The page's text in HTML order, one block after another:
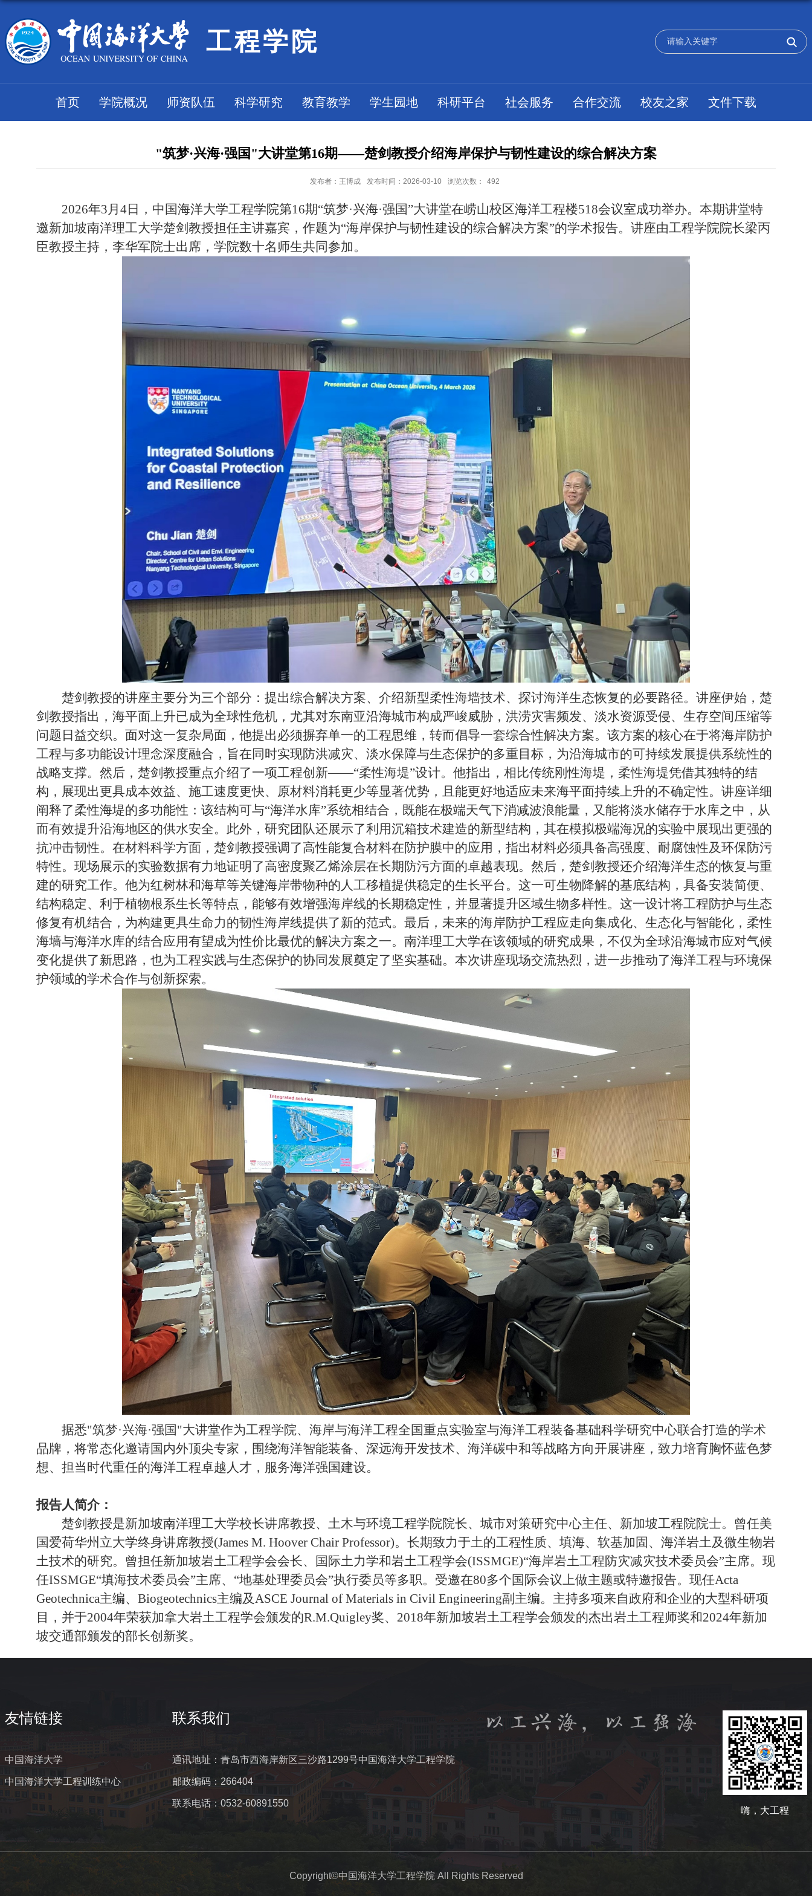
工程学院
首页 学院概况 师资队伍 科学研究 教育教学 学生园地 科研平台 社会服务 合作交流 校友之家 文件下载
"筑梦·兴海·强国"大讲堂第16期——楚剑教授介绍海岸保护与韧性建设的综合解决方案
发布者：王博成 发布时间：2026-03-10 浏览次数： 492
2026年3月4日，中国海洋大学工程学院第16期“筑梦·兴海·强国”大讲堂在崂山校区海洋工程楼518会议室成功举办。本期讲堂特
邀新加坡南洋理工大学楚剑教授担任主讲嘉宾，作题为“海岸保护与韧性建设的综合解决方案”的学术报告。讲座由工程学院院长梁丙
臣教授主持，李华军院士出席，学院数十名师生共同参加。
楚剑教授的讲座主要分为三个部分：提出综合解决方案、介绍新型柔性海墙技术、探讨海洋生态恢复的必要路径。讲座伊始，楚
剑教授指出，海平面上升已成为全球性危机，尤其对东南亚沿海城市构成严峻威胁，洪涝灾害频发、淡水资源受侵、生存空间压缩等
问题日益交织。面对这一复杂局面，他提出必须摒弃单一的工程思维，转而倡导一套综合性解决方案。该方案的核心在于将海岸防护
工程与多功能设计理念深度融合，旨在同时实现防洪减灾、淡水保障与生态保护的多重目标，为沿海城市的可持续发展提供系统性的
战略支撑。然后，楚剑教授重点介绍了一项工程创新——“柔性海堤”设计。他指出，相比传统刚性海堤，柔性海堤凭借其独特的结
构，展现出更具成本效益、施工速度更快、原材料消耗更少等显著优势，且能更好地适应未来海平面持续上升的不确定性。讲座详细
阐释了柔性海堤的多功能性：该结构可与“海洋水库”系统相结合，既能在极端天气下消减波浪能量，又能将淡水储存于水库之中，从
而有效提升沿海地区的供水安全。此外，研究团队还展示了利用沉箱技术建造的新型结构，其在模拟极端海况的实验中展现出更强的
抗冲击韧性。在材料科学方面，楚剑教授强调了高性能复合材料在防护膜中的应用，指出材料必须具备高强度、耐腐蚀性及环保防污
特性。现场展示的实验数据有力地证明了高密度聚乙烯涂层在长期防污方面的卓越表现。然后，楚剑教授还介绍海洋生态的恢复与重
建的研究工作。他为红树林和海草等关键海岸带物种的人工移植提供稳定的生长平台。这一可生物降解的基底结构，具备安装简便、
结构稳定、利于植物根系生长等特点，能够有效增强海岸线的长期稳定性，并显著提升区域生物多样性。这一设计将工程防护与生态
修复有机结合，为构建更具生命力的韧性海岸线提供了新的范式。最后，未来的海岸防护工程应走向集成化、生态化与智能化，柔性
海墙与海洋水库的结合应用有望成为性价比最优的解决方案之一。南洋理工大学在该领域的研究成果，不仅为全球沿海城市应对气候
变化提供了新思路，也为工程实践与生态保护的协同发展奠定了坚实基础。本次讲座现场交流热烈，进一步推动了海洋工程与环境保
护领域的学术合作与创新探索。
据悉"筑梦·兴海·强国"大讲堂作为工程学院、海岸与海洋工程全国重点实验室与海洋工程装备基础科学研究中心联合打造的学术
品牌，将常态化邀请国内外顶尖专家，围绕海洋智能装备、深远海开发技术、海洋碳中和等战略方向开展讲座，致力培育胸怀蓝色梦
想、担当时代重任的海洋工程卓越人才，服务海洋强国建设。
报告人简介：
楚剑教授是新加坡南洋理工大学校长讲席教授、土木与环境工程学院院长、城市对策研究中心主任、新加坡工程院院士。曾任美
国爱荷华州立大学终身讲席教授(James M. Hoover Chair Professor)。长期致力于土的工程性质、填海、软基加固、海洋岩土及微生物岩
土技术的研究。曾担任新加坡岩土工程学会会长、国际土力学和岩土工程学会(ISSMGE)“海岸岩土工程防灾减灾技术委员会”主席。现
任ISSMGE“填海技术委员会”主席、“地基处理委员会”执行委员等多职。受邀在80多个国际会议上做主题或特邀报告。现任Acta
Geotechnica主编、 Biogeotechnics主编及ASCE Journal of Materials in Civil Engineering副主编。主持多项来自政府和企业的大型科研项
目，并于2004年荣获加拿大岩土工程学会颁发的R.M.Quigley奖、 2018年新加坡岩土工程学会颁发的杰出岩土工程师奖和2024年新加
坡交通部颁发的部长创新奖。
友情链接
中国海洋大学
中国海洋大学工程训练中心
联系我们
通讯地址：青岛市西海岸新区三沙路1299号中国海洋大学工程学院
邮政编码：266404
联系电话：0532-60891550
嗨，大工程
Copyright©中国海洋大学工程学院 All Rights Reserved